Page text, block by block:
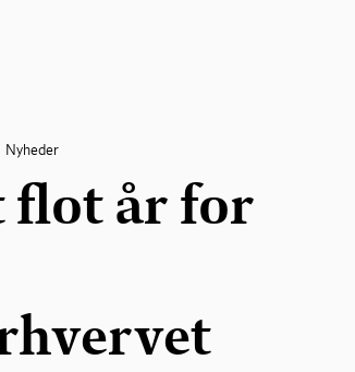
Nyheder
flot år for